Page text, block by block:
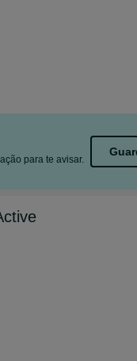
para te avisar.